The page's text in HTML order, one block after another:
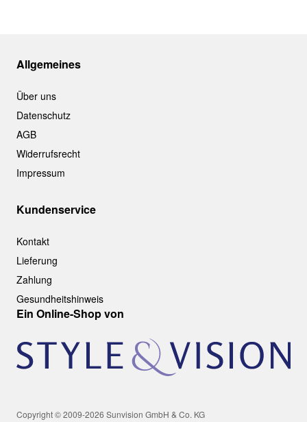
Allgemeines
Über uns
Datenschutz
AGB
Widerrufsrecht
Impressum
Kundenservice
Kontakt
Lieferung
Zahlung
Gesundheitshinweis
Ein Online-Shop von
Copyright © 2009-2026 Sunvision GmbH & Co. KG